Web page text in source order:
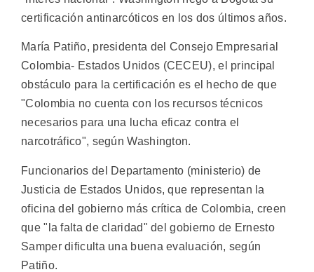
certificación antinarcóticos en los dos últimos años.
María Patiño, presidenta del Consejo Empresarial
Colombia- Estados Unidos (CECEU), el principal
obstáculo para la certificación es el hecho de que
"Colombia no cuenta con los recursos técnicos
necesarios para una lucha eficaz contra el
narcotráfico", según Washington.
Funcionarios del Departamento (ministerio) de
Justicia de Estados Unidos, que representan la
oficina del gobierno más crítica de Colombia, creen
que "la falta de claridad" del gobierno de Ernesto
Samper dificulta una buena evaluación, según
Patiño.